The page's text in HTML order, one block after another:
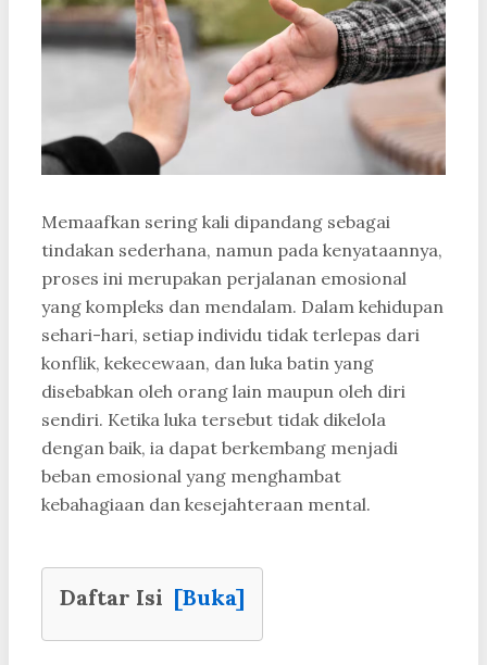
Memaafkan sering kali dipandang sebagai
tindakan sederhana, namun pada kenyataannya,
proses ini merupakan perjalanan emosional
yang kompleks dan mendalam. Dalam kehidupan
sehari-hari, setiap individu tidak terlepas dari
konflik, kekecewaan, dan luka batin yang
disebabkan oleh orang lain maupun oleh diri
sendiri. Ketika luka tersebut tidak dikelola
dengan baik, ia dapat berkembang menjadi
beban emosional yang menghambat
kebahagiaan dan kesejahteraan mental.
Daftar Isi [Buka]